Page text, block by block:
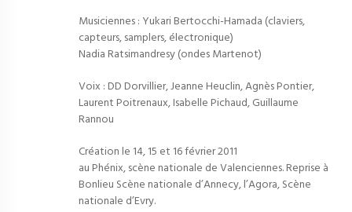
Musiciennes : Yukari Bertocchi-Hamada (claviers,
capteurs, samplers, électronique)
Nadia Ratsimandresy (ondes Martenot)
Voix : DD Dorvillier, Jeanne Heuclin, Agnès Pontier,
Laurent Poitrenaux, Isabelle Pichaud, Guillaume
Rannou
Création le 14, 15 et 16 février 2011
au Phénix, scène nationale de Valenciennes. Reprise à
Bonlieu Scène nationale d’Annecy, l’Agora, Scène
nationale d’Evry.